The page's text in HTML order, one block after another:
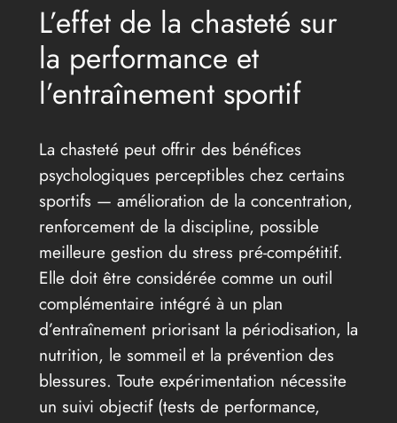
L’effet de la chasteté sur
la performance et
l’entraînement sportif
La chasteté peut offrir des bénéfices
psychologiques perceptibles chez certains
sportifs — amélioration de la concentration,
renforcement de la discipline, possible
meilleure gestion du stress pré-compétitif.
Elle doit être considérée comme un outil
complémentaire intégré à un plan
d’entraînement priorisant la périodisation, la
nutrition, le sommeil et la prévention des
blessures. Toute expérimentation nécessite
un suivi objectif (tests de performance,